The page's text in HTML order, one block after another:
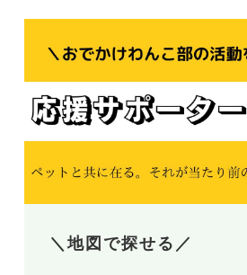
＼地図で探せる／